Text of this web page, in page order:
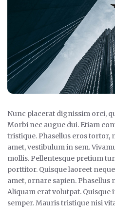
Nunc placerat dignissim orci,
Morbi nec augue dui. Etiam
tristique. Phasellus eros tortor,
amet, vestibulum in sem.
mollis. Pellentesque pretium
porttitor. Quisque laoreet
amet, ornare sapien.
Aliquam erat volutpat.
semper. Mauris tristique nisi